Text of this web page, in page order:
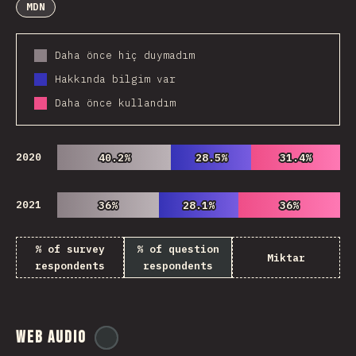
MDN
Daha önce hiç duymadım
Hakkında bilgim var
Daha önce kullandım
2020 40.2%
40.2% 28.5%
28.5% 31.4%
31.4%
2021 36%
36% 28.1%
28.1% 36%
36%
% of survey
respondents
% of question
respondents
Miktar
Web Audio